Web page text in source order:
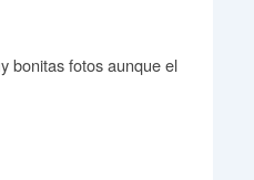
bonitas fotos aunque el